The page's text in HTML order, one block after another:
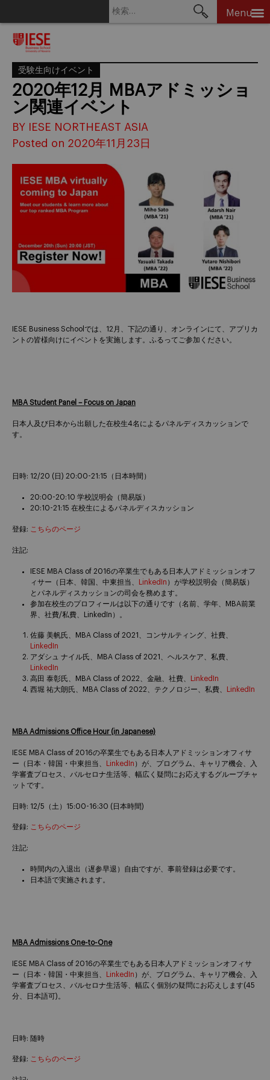
Menu
受験生向けイベント
2020年12月 MBAアドミッショ
ン関連イベント
BY IESE NORTHEAST ASIA
Posted on 2020年11月23日
IESE Business Schoolでは、12月、下記の通り、オンラインにて、アプリカ
ントの皆様向けにイベントを実施します。ふるってご参加ください。
MBA Student Panel – Focus on Japan
日本人及び日本から出願した在校生4名によるパネルディスカッションで
す。
日時: 12/20 (日) 20:00-21:15（日本時間）
20:00-20:10 学校説明会（簡易版）
20:10-21:15 在校生によるパネルディスカッション
登録: こちらのページ
注記:
IESE MBA Class of 2016の卒業生でもある日本人アドミッションオフ
ィサー（日本、韓国、中東担当、
LinkedIn ）が学校説明会（簡易版）
とパネルディスカッションの司会を務めます。
参加在校生のプロフィールは以下の通りです（名前、学年、MBA前業
界、社費/私費、LinkedIn）。
佐藤 美帆氏、MBA Class of 2021、コンサルティング、社費、
LinkedIn
アダシュ ナイル氏、MBA Class of 2021、ヘルスケア、私費、
LinkedIn
高田 泰彰氏、MBA Class of 2022、金融、社費、
LinkedIn
西堀 祐大朗氏、MBA Class of 2022、テクノロジー、私費、
LinkedIn
MBA Admissions Office Hour (in Japanese)
IESE MBA Class of 2016の卒業生でもある日本人アドミッションオフィサ
ー（日本・韓国・中東担当、
LinkedIn ）が、プログラム、キャリア機会、入
学審査プロセス、バルセロナ生活等、幅広く疑問にお応えするグループチャ
ットです。
日時: 12/5（土）15:00-16:30 (日本時間)
登録: こちらのページ
注記:
時間内の入退出（遅参早退）自由ですが、事前登録は必要です。
日本語で実施されます。
MBA Admissions One-to-One
IESE MBA Class of 2016の卒業生でもある日本人アドミッションオフィサ
ー（日本・韓国・中東担当、
LinkedIn ）が、プログラム、キャリア機会、入
学審査プロセス、バルセロナ生活等、幅広く個別の疑問にお応えします(45
分、日本語可)。
日時: 随時
登録: こちらのページ